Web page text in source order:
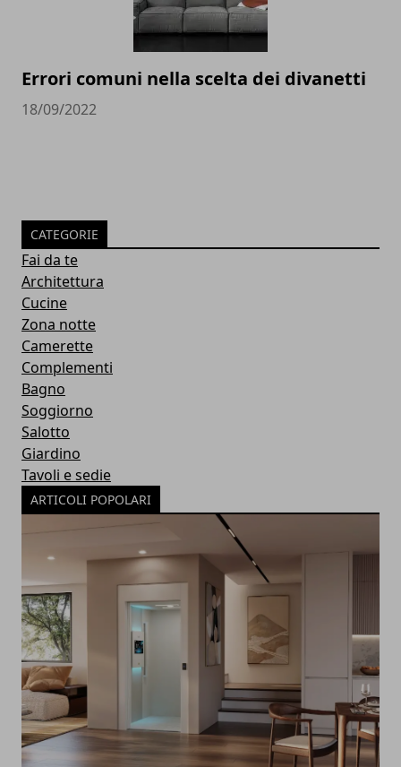
Errori comuni nella scelta dei divanetti
18/09/2022
CATEGORIE
Fai da te
Architettura
Cucine
Zona notte
Camerette
Complementi
Bagno
Soggiorno
Salotto
Giardino
Tavoli e sedie
ARTICOLI POPOLARI